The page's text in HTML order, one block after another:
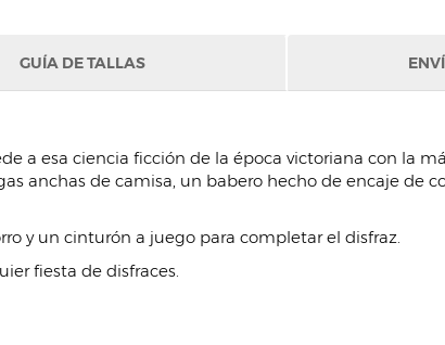
GUÍA DE TALLAS
a esa ciencia ficción de la época victoriana con la
anchas de camisa, un babero hecho de encaje de
y un cinturón a juego para completar el disfraz.
fiesta de disfraces.